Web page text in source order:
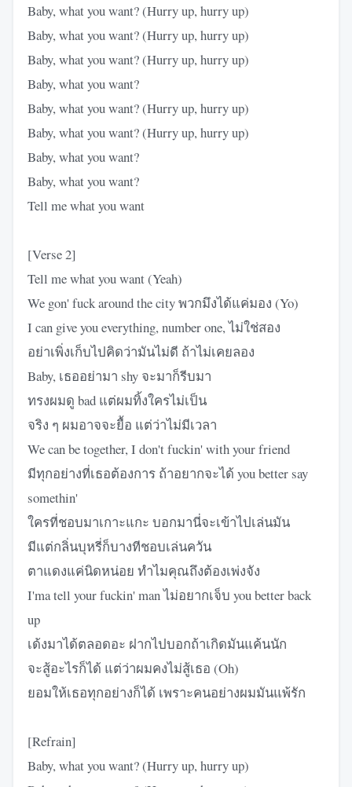
Baby, what you want? (Hurry up, hurry up)
Baby, what you want? (Hurry up, hurry up)
Baby, what you want? (Hurry up, hurry up)
Baby, what you want?
Baby, what you want? (Hurry up, hurry up)
Baby, what you want? (Hurry up, hurry up)
Baby, what you want?
Baby, what you want?
Tell me what you want
[Verse 2]
Tell me what you want (Yeah)
We gon' fuck around the city พวกมึงได้แค่มอง (Yo)
I can give you everything, number one, ไม่ใช่สอง
อย่าเพิ่งเก็บไปคิดว่ามันไม่ดี ถ้าไม่เคยลอง
Baby, เธออย่ามา shy จะมาก็รีบมา
ทรงผมดู bad แต่ผมทิ้งใครไม่เป็น
จริง ๆ ผมอาจจะยื้อ แต่ว่าไม่มีเวลา
We can be together, I don't fuckin' with your friend
มีทุกอย่างที่เธอต้องการ ถ้าอยากจะได้ you better say
somethin'
ใครที่ชอบมาเกาะแกะ บอกมานี่จะเข้าไปเล่นมัน
มีแต่กลิ่นบุหรี่ก็บางทีชอบเล่นควัน
ตาแดงแค่นิดหน่อย ทำไมคุณถึงต้องเพ่งจัง
I'ma tell your fuckin' man ไม่อยากเจ็บ you better back
up
เด้งมาได้ตลอดอะ ฝากไปบอกถ้าเกิดมันแค้นนัก
จะสู้อะไรก็ได้ แต่ว่าผมคงไม่สู้เธอ (Oh)
ยอมให้เธอทุกอย่างก็ได้ เพราะคนอย่างผมมันแพ้รัก
[Refrain]
Baby, what you want? (Hurry up, hurry up)